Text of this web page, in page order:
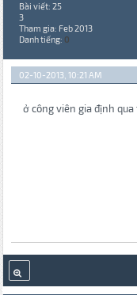
Bài viết: 25
3
Tham gia: Feb 2013
Danh tiếng: 0
02-10-2013, 10:21 AM
ở công viên gia định